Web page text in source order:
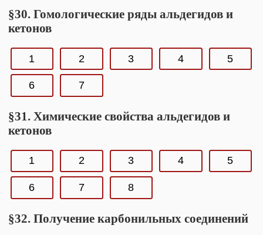
§30. Гомологические ряды альдегидов и
кетонов
1 2 3 4 5
6 7
§31. Химические свойства альдегидов и
кетонов
1 2 3 4 5
6 7 8
§32. Получение карбонильных соединений